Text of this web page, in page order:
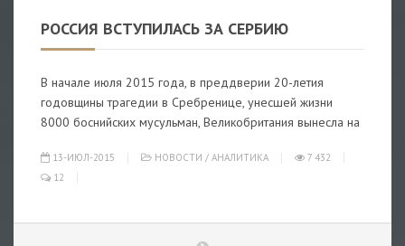
РОССИЯ ВСТУПИЛАСЬ ЗА СЕРБИЮ
В начале июля 2015 года, в преддверии 20-летия
годовщины трагедии в Сребренице, унесшей жизни
8000 боснийских мусульман, Великобритания вынесла на
13-ИЮЛ-2015 НОВОСТИ / АНАЛИТИКА
7 432
12